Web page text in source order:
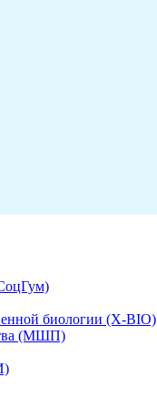
биологии (X-BIO)
(МШП)